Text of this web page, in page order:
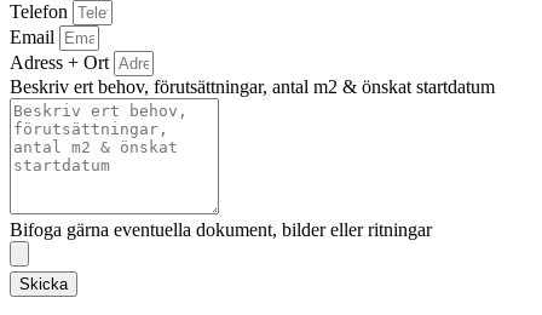
Telefon
Email
Adress + Ort
Beskriv ert behov, förutsättningar, antal m2 & önskat startdatum
Bifoga gärna eventuella dokument, bilder eller ritningar
Skicka